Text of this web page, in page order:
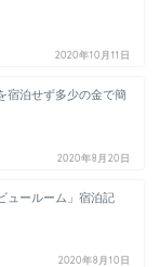
2020年10月11日
宿泊せず多少の金で簡
2020年8月20日
ュールーム」宿泊記
2020年8月10日